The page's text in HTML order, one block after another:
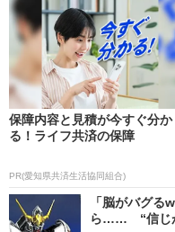
保障内容と見積が今すぐ分か
る！ライフ共済の保障
PR(愛知県共済生活協同組合)
「脳がバグ
ら…… “信じ